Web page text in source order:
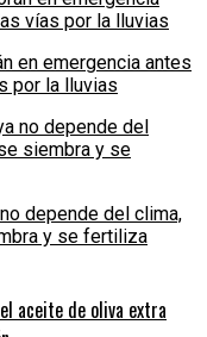
en emergencia antes
por la lluvias
depende del clima,
y se fertiliza